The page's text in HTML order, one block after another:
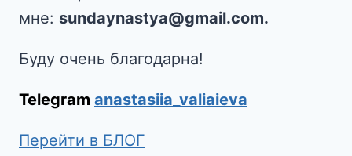
мне: sundaynastya@gmail.com.
Буду очень благодарна!
Telegram anastasiia_valiaieva
Перейти в БЛОГ